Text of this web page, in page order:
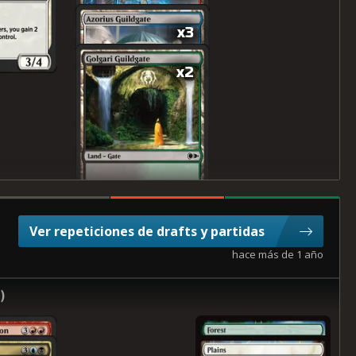
x3
x2
Ver repeticiones de drafts y partidas
hace más de 1 año
)